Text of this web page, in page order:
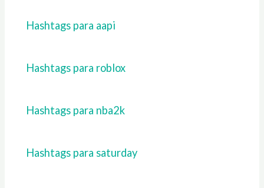
Hashtags para aapi
Hashtags para roblox
Hashtags para nba2k
Hashtags para saturday